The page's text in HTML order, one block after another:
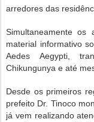
arredores das
Simultaneamente
material informativo
Aedes Aegypti,
Chikungunya e até
Desde os primeiros
prefeito Dr. Tinoco
já vem realizando